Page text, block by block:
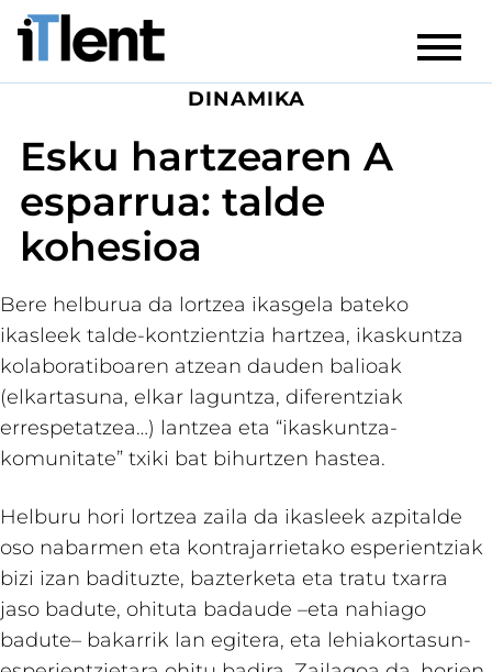
DINAMIKA
Esku hartzearen A
esparrua: talde
kohesioa
Bere helburua da lortzea ikasgela bateko
ikasleek talde-kontzientzia hartzea, ikaskuntza
kolaboratiboaren atzean dauden balioak
(elkartasuna, elkar laguntza, diferentziak
errespetatzea…) lantzea eta “ikaskuntza-
komunitate” txiki bat bihurtzen hastea.
Helburu hori lortzea zaila da ikasleek azpitalde
oso nabarmen eta kontrajarrietako esperientziak
bizi izan badituzte, bazterketa eta tratu txarra
jaso badute, ohituta badaude –eta nahiago
badute– bakarrik lan egitera, eta lehiakortasun-